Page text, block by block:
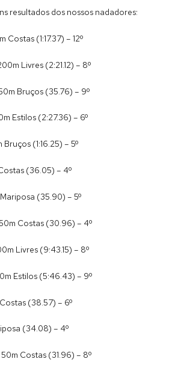
resultados dos nossos nadadores:
(1:17.37) – 12º
Livres (2:21.12) – 8º
Bruços (35.76) – 9º
Estilos (2:27.36) – 6º
(1:16.25) – 5º
(36.05) – 4º
(35.90) – 5º
Costas (30.96) – 4º
Livres (9:43.15) – 8º
Estilos (5:46.43) – 9º
(38.57) – 6º
(34.08) – 4º
Costas (31.96) – 8º